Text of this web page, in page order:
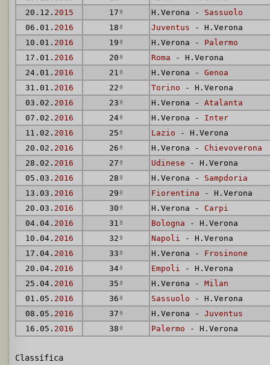
20.12. 2015 17 ª H.Verona - Sassuolo
06.01. 2016 18 ª Juventus - H.Verona
10.01. 2016 19 ª H.Verona - Palermo
17.01. 2016 20 ª Roma - H.Verona
24.01. 2016 21 ª H.Verona - Genoa
31.01. 2016 22 ª Torino - H.Verona
03.02. 2016 23 ª H.Verona - Atalanta
07.02. 2016 24ª H.Verona - Inter
11.02. 2016 25 ª Lazio - H.Verona
20.02. 2016 26 ª H.Verona - Chievoverona
28.02. 2016 27 ª Udinese - H.Verona
05.03. 2016 28 ª H.Verona - Sampdoria
13.03. 2016 29 ª Fiorentina - H.Verona
20.03. 2016 30 ª H.Verona - Carpi
04.04. 2016 31 ª Bologna - H.Verona
10.04. 2016 32 ª Napoli - H.Verona
17.04. 2016 33 ª H.Verona - Frosinone
20.04. 2016 34ª Empoli - H.Verona
25.04. 2016 35 ª H.Verona - Milan
01.05. 2016 36 ª Sassuolo - H.Verona
08.05. 2016 37 ª H.Verona - Juventus
16.05. 2016 38 ª Palermo - H.Verona
Classifica